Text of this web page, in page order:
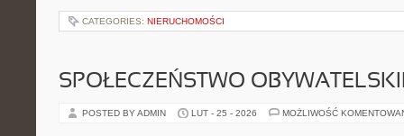
CATEGORIES: NIERUCHOMOŚCI
SPOŁECZEŃSTWO
POSTED BY ADMIN LUT - 25 - 2026 MOŻLIWOŚĆ